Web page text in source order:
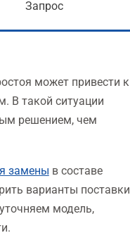
Запрос
может привести к
В такой ситуации
решением, чем
замены в составе
варианты поставки
модель,